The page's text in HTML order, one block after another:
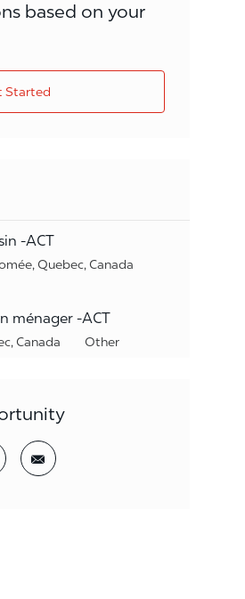
based on your
Started
-ACT
Quebec, Canada
ménager -ACT
Canada Category
Other
Facebook
Share via twitterShare via email